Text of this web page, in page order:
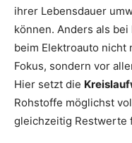
ihrer Lebensdauer
können. Anders als
beim Elektroauto nicht
Fokus, sondern vor
Hier setzt die
Rohstoffe möglichst
gleichzeitig Restwerte